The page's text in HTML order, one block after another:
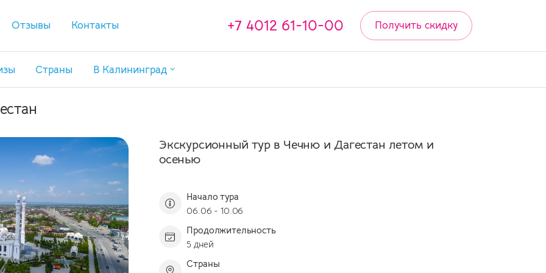
Отзывы Контакты +7 4012 61-10-00 Получить скидку
Страны В Калининград
Отели в Калининградской области
Экскурсионный тур в Чечню и Дагестан летом и
осенью
Начало тура
06.06 - 10.06
Продолжительность
5 дней
Страны